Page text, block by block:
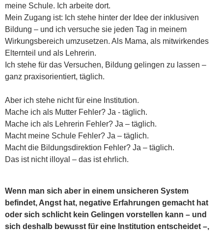
meine Schule. Ich arbeite dort.
Mein Zugang ist: Ich stehe hinter der Idee der inklusiven
Bildung – und ich versuche sie jeden Tag in meinem
Wirkungsbereich umzusetzen. Als Mama, als mitwirkendes
Elternteil und als Lehrerin.
Ich stehe für das Versuchen, Bildung gelingen zu lassen –
ganz praxisorientiert, täglich.
Aber ich stehe nicht für eine Institution.
Mache ich als Mutter Fehler? Ja - täglich.
Mache ich als Lehrerin Fehler? Ja – täglich.
Macht meine Schule Fehler? Ja – täglich.
Macht die Bildungsdirektion Fehler? Ja – täglich.
Das ist nicht illoyal – das ist ehrlich.
Wenn man sich aber in einem unsicheren System
befindet, Angst hat, negative Erfahrungen gemacht hat
oder sich schlicht kein Gelingen vorstellen kann – und
sich deshalb bewusst für eine Institution entscheidet –,